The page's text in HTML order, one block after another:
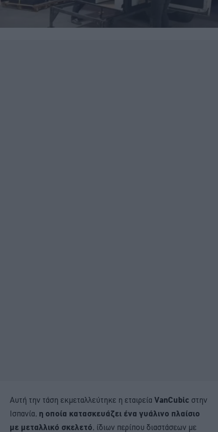
Αυτή την τάση εκμεταλλεύτηκε η εταιρεία VanCubic στην
Ισπανία, η οποία κατασκευάζει ένα γυάλινο πλαίσιο
με μεταλλικό σκελετό, ίδιων περίπου διαστάσεων με